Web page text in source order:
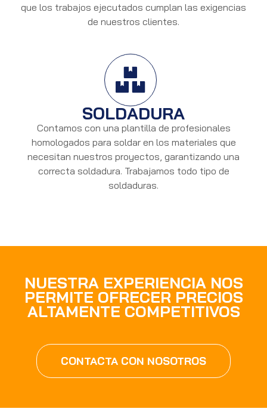
que los trabajos ejecutados cumplan las exigencias
de nuestros clientes.
SOLDADURA
Contamos con una plantilla de profesionales
homologados para soldar en los materiales que
necesitan nuestros proyectos, garantizando una
correcta soldadura. Trabajamos todo tipo de
soldaduras.
NUESTRA EXPERIENCIA NOS
PERMITE OFRECER PRECIOS
ALTAMENTE COMPETITIVOS
CONTACTA CON NOSOTROS